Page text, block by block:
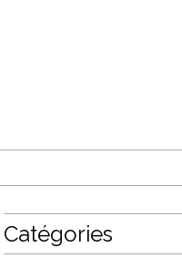
Catégories